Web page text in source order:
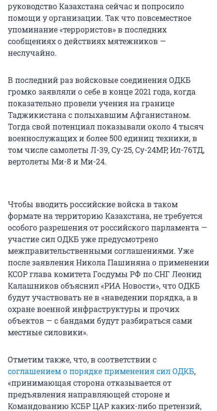
руководство Казахстана сейчас и попросило
помощи у организации. Так что повсеместное
упоминание «террористов» в последних
сообщениях о действиях мятежников —
неслучайно.
В последний раз войсковые соединения ОДКБ
громко заявляли о себе в конце 2021 года, когда
показательно провели учения на границе
Таджикистана с полыхавшим Афганистаном.
Тогда свой потенциал показывали около 4 тысяч
военнослужащих и более 500 единиц техники, в
том числе самолеты Л-39, Су-25, Су-24МР, Ил-76ТД,
вертолеты Ми-8 и Ми-24.
Чтобы вводить российские войска в таком
формате на территорию Казахстана, не требуется
особого разрешения от российского парламента —
участие сил ОДКБ уже предусмотрено
межправительственными соглашениями. Уже
после заявления Никола Пашиняна о применении
КСОР глава комитета Госдумы РФ по СНГ Леонид
Калашников объяснил «РИА Новости», что ОДКБ
будут участвовать не в «наведении порядка, а в
охране военной инфраструктуры и прочих
объектов — с бандами будут разбираться сами
местные силовики».
Отметим также, что, в соответствии с
соглашением о порядке применения сил ОДКБ,
«принимающая сторона отказывается от
предъявления направляющей стороне и
Командованию КСБР ЦАР каких-либо претензий,